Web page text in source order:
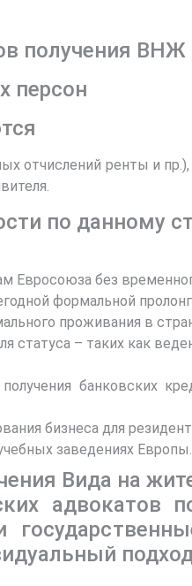
получения ВНЖ
персон
отчислений ренты и
по данному
Евросоюза без
формальной
проживания в
– таких как
банковских
бизнеса для
заведениях Европы.
Вида на